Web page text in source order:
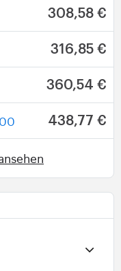
308,58 €
316,85 €
360,54 €
438,77 €